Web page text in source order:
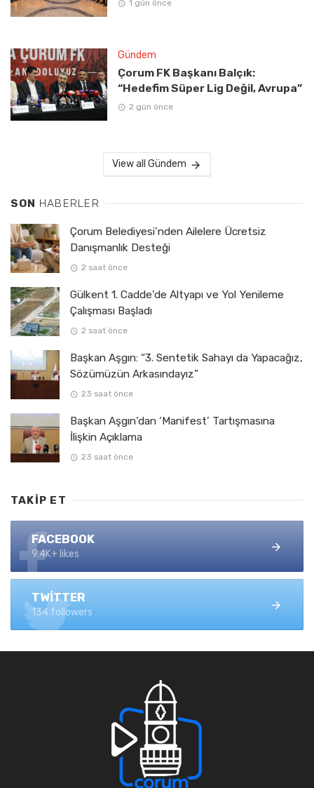
1 gün önce
Gündem
Çorum FK Başkanı Balçık:
“Hedefim Süper Lig Değil, Avrupa”
2 gün önce
View all Gündem
SON HABERLER
Çorum Belediyesi’nden Ailelere Ücretsiz
Danışmanlık Desteği
2 saat önce
Gülkent 1. Cadde’de Altyapı ve Yol Yenileme
Çalışması Başladı
2 saat önce
Başkan Aşgın: “3. Sentetik Sahayı da Yapacağız,
Sözümüzün Arkasındayız”
23 saat önce
Başkan Aşgın’dan ‘Manifest’ Tartışmasına
İlişkin Açıklama
23 saat önce
TAKIP ET
FACEBOOK
9.4K+ likes
TWITTER
134 followers